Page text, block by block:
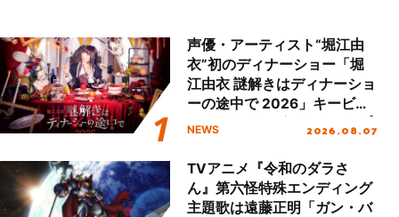
声優・アーティスト“堀江由
衣”初のディナーショー「堀
江由衣 謎解きはディナーショ
ーの途中で 2026」キービジ
ュアル＆グッズラインナップ
NEWS 2026.08.07
TVアニメ『令和のダラさ
ん』第六怪特殊エンディング
主題歌は遠藤正明「ガン・バ